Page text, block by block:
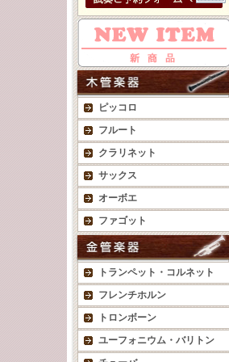
ピッコロ
フルート
クラリネット
サックス
オーボエ
ファゴット
トランペット・コルネット
フレンチホルン
トロンボーン
ユーフォニウム・バリトン